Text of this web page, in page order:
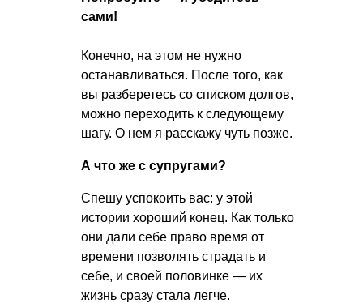
сами!
Конечно, на этом не нужно
останавливаться. После того, как
вы разберетесь со списком долгов,
можно переходить к следующему
шагу. О нем я расскажу чуть позже.
А что же с супругами?
Спешу успокоить вас: у этой
истории хороший конец. Как только
они дали себе право время от
времени позволять страдать и
себе, и своей половинке — их
жизнь сразу стала легче.